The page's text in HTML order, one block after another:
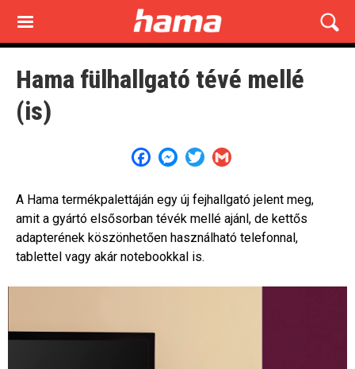
main
Hama fülhallgató tévé mellé
(is)
FacebookMessenger
Twitter
A Hama termékpalettáján egy új fejhallgató jelent meg,
amit a gyártó elsősorban tévék mellé ajánl, de kettős
adapterének köszönhetően használható telefonnal,
tablettel vagy akár notebookkal is.